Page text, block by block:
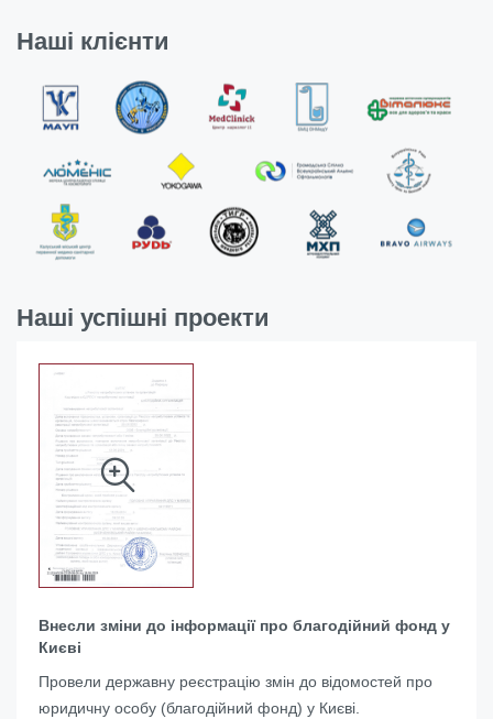
Наші клієнти
Наші успішні проекти
Внесли зміни до інформації про благодійний фонд у
Києві
Провели державну реєстрацію змін до відомостей про
юридичну особу (благодійний фонд) у Києві.